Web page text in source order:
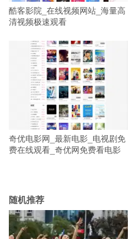
酷客影院_在线视频网站_海量高
清视频极速观看
奇优电影网_最新电影_电视剧免
费在线观看_奇优网免费看电影
随机推荐